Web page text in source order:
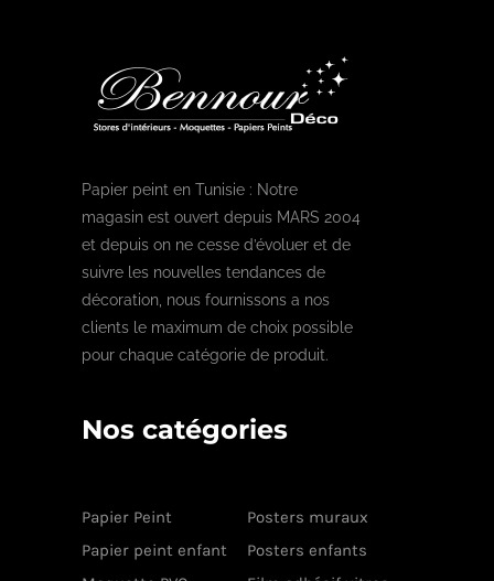
Papier peint en Tunisie : Notre
magasin est ouvert depuis MARS 2004
et depuis on ne cesse d’évoluer et de
suivre les nouvelles tendances de
décoration, nous fournissons a nos
clients le maximum de choix possible
pour chaque catégorie de produit.
Nos catégories
Papier Peint
Posters muraux
Papier peint enfant
Posters enfants